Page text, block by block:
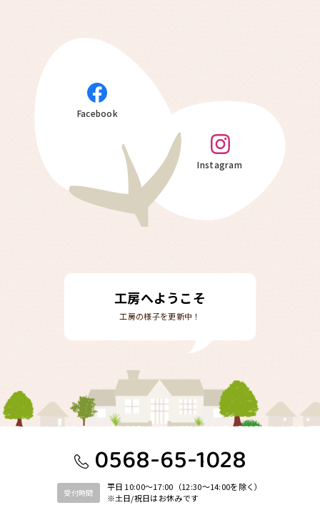
工房へようこそ
工房の様子を更新中！
Facebook
Instagram
0568-65-1028
受付時間
平日 10:00〜17:00（12:30〜14:00を除く）
※土日/祝日はお休みです